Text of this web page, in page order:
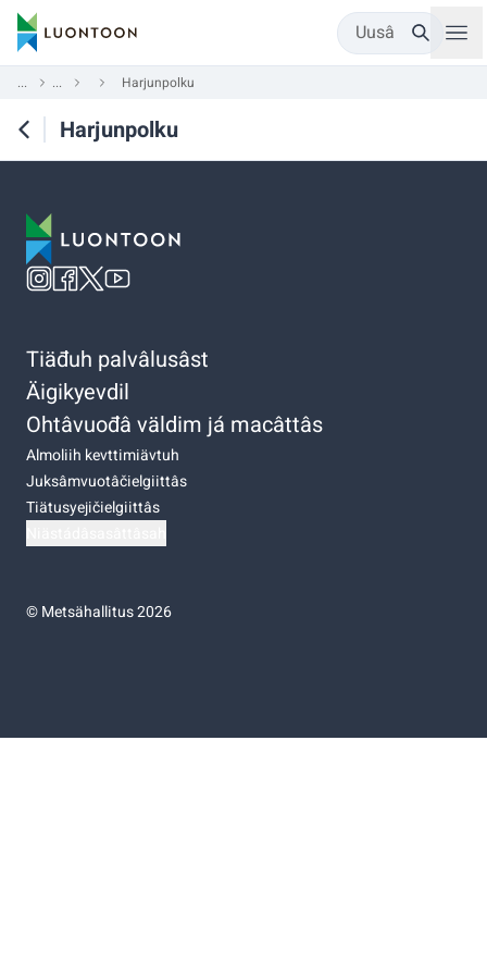
Uusâ
... ... Harjunpolku
Harjunpolku
Tiäđuh palvâlusâst
Äigikyevdil
Ohtâvuođâ väldim já macâttâs
Almoliih kevttimiävtuh
Juksâmvuotâčielgiittâs
Tiätusyejičielgiittâs
©Metsähallitus 2026